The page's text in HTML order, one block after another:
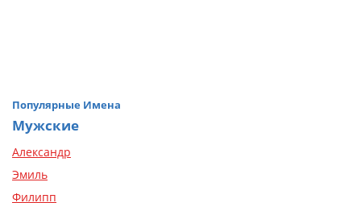
Популярные Имена
Мужские
Александр
Эмиль
Филипп